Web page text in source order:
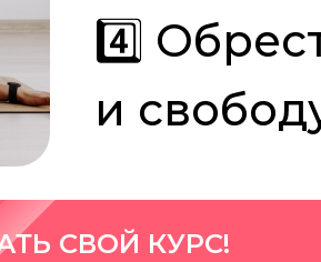
4️⃣
и
СВОЙ КУРС!